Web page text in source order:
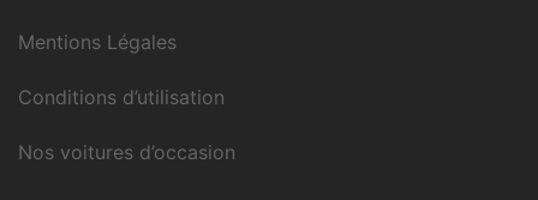
Mentions Légales
Conditions d’utilisation
Nos voitures d’occasion